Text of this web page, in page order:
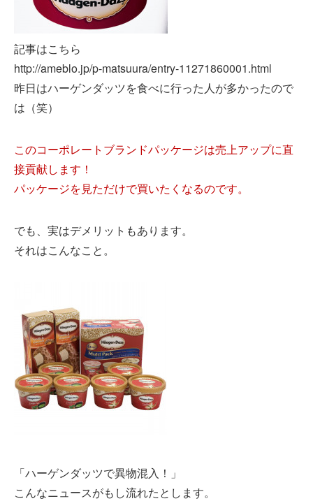
記事はこちら
http://ameblo.jp/p-matsuura/entry-11271860001.html
昨日はハーゲンダッツを食べに行った人が多かったので
は（笑）
このコーポレートブランドパッケージは売上アップに直
接貢献します！
パッケージを見ただけで買いたくなるのです。
でも、実はデメリットもあります。
それはこんなこと。
「ハーゲンダッツで異物混入！」
こんなニュースがもし流れたとします。